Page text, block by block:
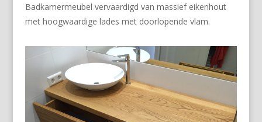
Badkamermeubel vervaardigd van massief eikenhout
met hoogwaardige lades met doorlopende vlam.